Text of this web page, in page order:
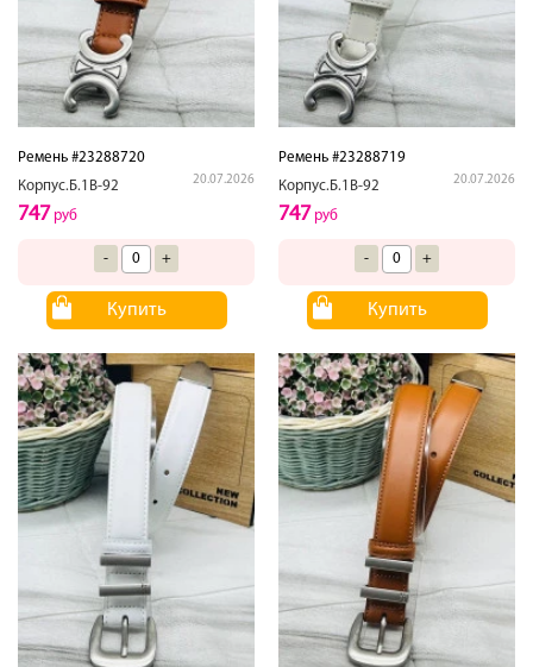
Ремень #23288720
Корпус.Б.1В-92
20.07.2026
747 руб
- +
Купить
Ремень #23288719
Корпус.Б.1В-92
20.07.2026
747 руб
- +
Купить